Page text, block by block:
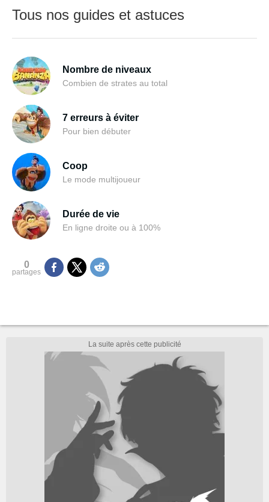
Tous nos guides et astuces
Nombre de niveaux
Combien de strates au total
7 erreurs à éviter
Pour bien débuter
Coop
Le mode multijoueur
Durée de vie
En ligne droite ou à 100%
0
partages